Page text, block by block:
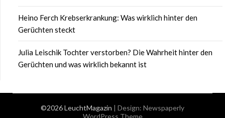
Heino Ferch Krebserkrankung: Was wirklich hinter den
Gerüchten steckt
Julia Leischik Tochter verstorben? Die Wahrheit hinter den
Gerüchten und was wirklich bekannt ist
©2026 LeuchtMagazin | Design: Newspaperly
WordPress Theme